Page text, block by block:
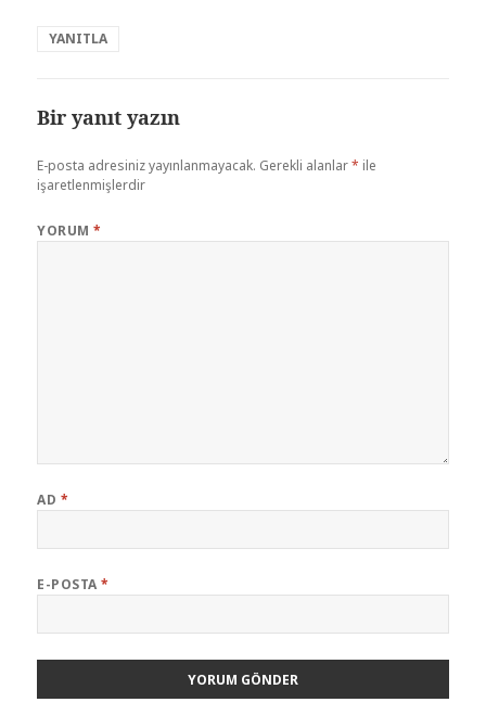
YANITLA
Bir yanıt yazın
E-posta adresiniz yayınlanmayacak. Gerekli alanlar* ile
işaretlenmişlerdir
YORUM*
AD *
E-POSTA*